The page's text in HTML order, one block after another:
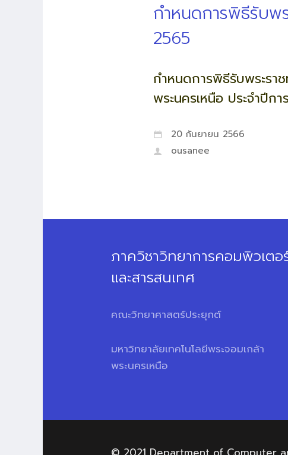
กำหนดการพิธีรับพ
2565
กำหนดการพิธีรับพระรา
พระนครเหนือ ประจำปีก
20 กันยายน 2566
ousanee
ภาควิชาวิทยาการคอมพิวเตอ
และสารสนเทศ
คณะวิทยาศาสตร์ประยุกต์
มหาวิทยาลัยเทคโนโลยีพระจอมเกล้า
พระนครเหนือ